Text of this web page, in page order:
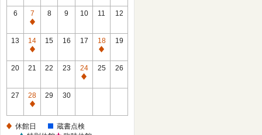
6
7
休
館
日
8 9 10 11 12
13
14
休
館
15 16 17
18
休
館
19
20 21 22 23
24
休
25 26
27
28
休
日
29 30
休館日
蔵書点検